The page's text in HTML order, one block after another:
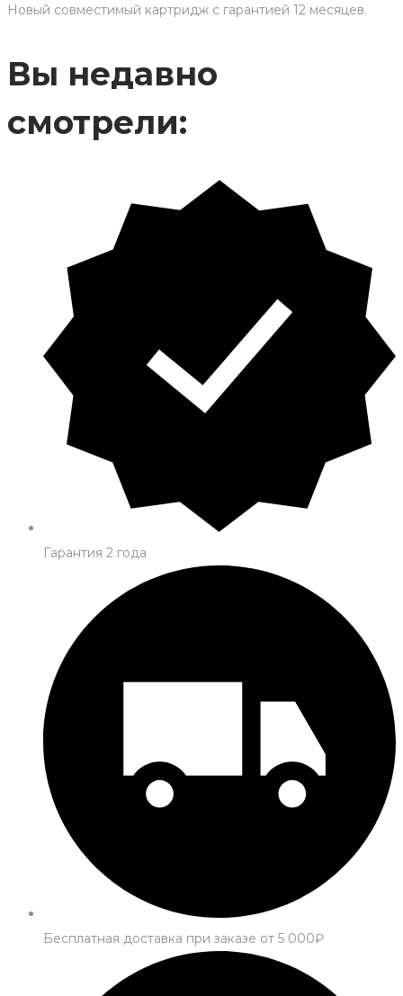
Новый совместимый картридж с гарантией 12 месяцев.
Вы недавно
смотрели:
Гарантия 2 года
Бесплатная доставка при заказе от 5 000₽